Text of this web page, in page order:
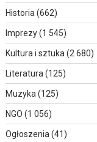
Historia (662)
Imprezy(1 545)
Kultura i sztuka (2 680)
Literatura (125)
Muzyka (125)
NGO (1 056)
Ogłoszenia (41)